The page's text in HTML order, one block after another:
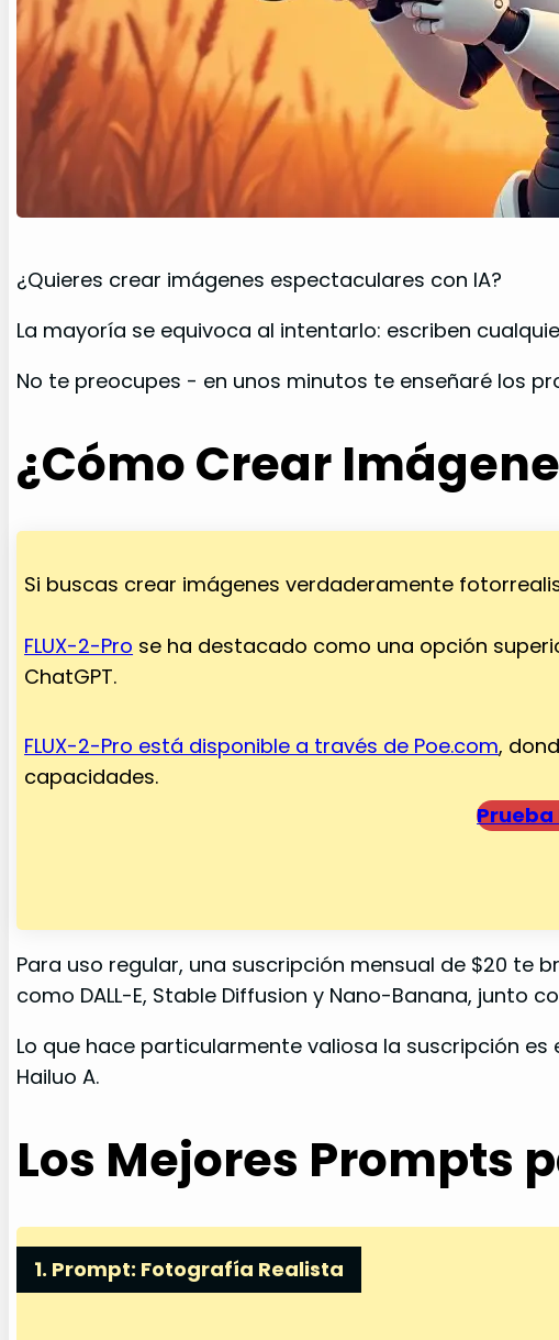
¿Quieres crear imágenes espectaculares con IA?
La mayoría se equivoca al intentarlo: escriben
No te preocupes - en unos minutos te enseñaré los
¿Cómo Crear
Si buscas crear imágenes verdaderamente
FLUX-2-Pro se ha destacado como una opción
ChatGPT.
FLUX-2-Pro está disponible a través de Poe.com,
capacidades.
Prueba
Para uso regular, una suscripción mensual de $20 te
como DALL-E, Stable Diffusion y Nano-Banana, junto
Lo que hace particularmente valiosa la suscripción
Hailuo A.
Los Mejores Prompts
1. Prompt: Fotografía Realista